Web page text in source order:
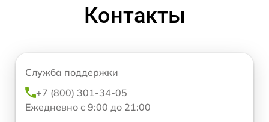
Контакты
Служба поддержки
+7 (800) 301-34-05
Ежедневно с 9:00 до 21:00